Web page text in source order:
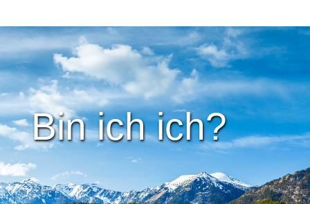
Bin ich ich?